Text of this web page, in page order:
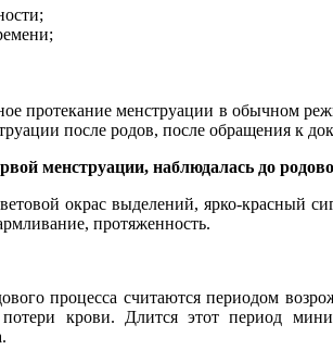
протекание менструации в обычном
после родов, после обращения к
менструации, наблюдалась до
окрас выделений, ярко-красный
протяженность.
процесса считаются периодом
потери крови. Длится этот период